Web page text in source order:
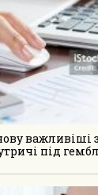
важливіші
під